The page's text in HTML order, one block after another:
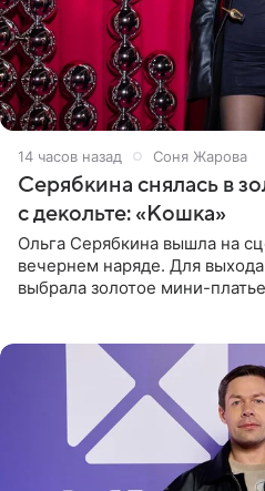
14 часов назад Соня Жарова
Серябкина снялась в
с декольте: «Кошка»
Ольга Серябкина вышла на
вечернем наряде. Для
выбрала золотое мини-